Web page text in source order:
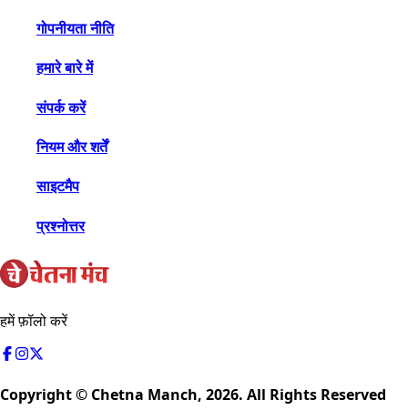
गोपनीयता नीति
हमारे बारे में
संपर्क करें
नियम और शर्तें
साइटमैप
प्रश्नोत्तर
हमें फ़ॉलो करें
Copyright © Chetna Manch, 2026. All Rights Reserved